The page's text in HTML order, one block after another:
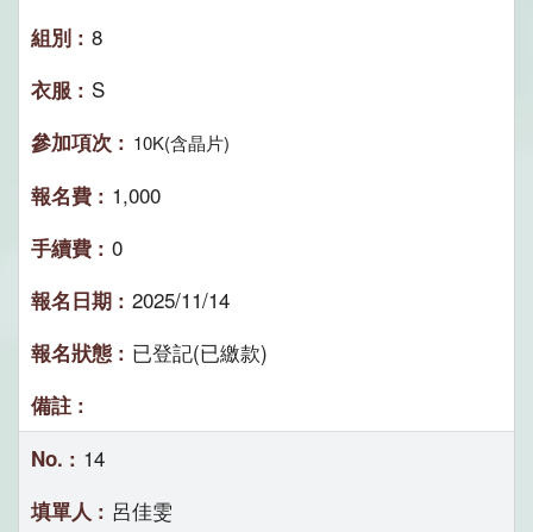
8
S
10K(含晶片)
1,000
0
2025/11/14
已登記(已繳款)
14
呂佳雯